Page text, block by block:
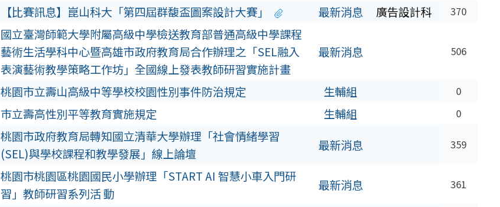
【比賽訊息】崑山科大「第四屆群馥盃圖案設計大賽」 最新消息 廣告設計科 370
國立臺灣師範大學附屬高級中學檢送教育部普通高級中學課程
藝術生活學科中心暨高雄市政府教育局合作辦理之「SEL融入
表演藝術教學策略工作坊」全國線上發表教師研習實施計畫
最新消息 506
桃園市立壽山高級中等學校校園性別事件防治規定 生輔組 0
巿立壽高性別平等教育實施規定 生輔組 0
桃園市政府教育局轉知國立清華大學辦理「社會情緒學習
(SEL)與學校課程和教學發展」線上論壇
最新消息 359
桃園市桃園區桃園國民小學辦理「START AI 智慧小車入門研
習」教師研習系列活 動
最新消息 361